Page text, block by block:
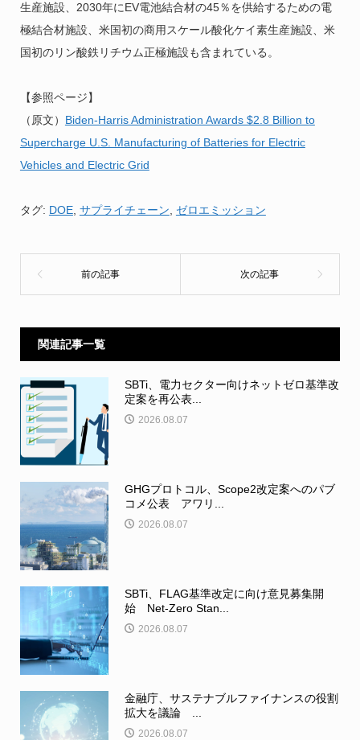
生産施設、2030年にEV電池結合材の45％を供給するための電
極結合材施設、米国初の商用スケール酸化ケイ素生産施設、米
国初のリン酸鉄リチウム正極施設も含まれている。
【参照ページ】
（原文） Biden-Harris Administration Awards $2.8 Billion to
Supercharge U.S. Manufacturing of Batteries for Electric
Vehicles and Electric Grid
タグ: DOE, サプライチェーン ゼロエミッション
関連記事一覧
SBTi、電力セクター向けネットゼロ基準改
定案を再公表...
2026.08.07
GHGプロトコル、Scope2改定案へのパブ
コメ公表 アワリ...
2026.08.07
SBTi、FLAG基準改定に向け意見募集開
始 Net-Zero Stan...
2026.08.07
金融庁、サステナブルファイナンスの役割
拡大を議論 ...
2026.08.07